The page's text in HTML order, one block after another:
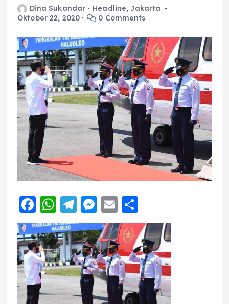
Dina Sukandar Headline,Jakarta
Oktober 22, 2020
0 Comments
F
a
c
e
b
o
W
h
a
ts
A
p
T
el
e
g
r
a
M
e
ss
e
n
g
E
m
ai
l
h
a
re